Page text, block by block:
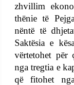
zhvillim
thënie të
nëntë të
Saktësia e
vërtetohet për
nga tregtia e
që fitohet